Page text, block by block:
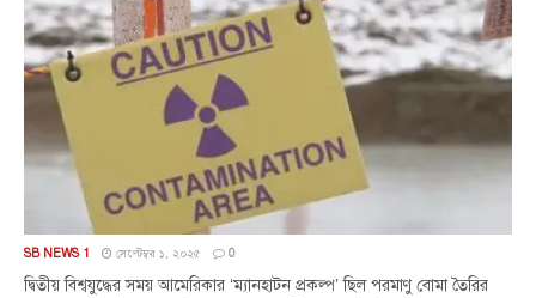
SB NEWS 1 সেপ্টেম্বর ১, ২০২৫ 0
দ্বিতীয় বিশ্বযুদ্ধের সময় আমেরিকার ‘ম্যানহাটন প্রকল্প’ ছিল পরমাণু বোমা তৈরির